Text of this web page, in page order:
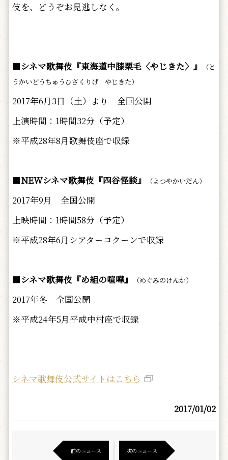
伎を、どうぞお見逃しなく。
■シネマ歌舞伎『東海道中膝栗毛〈やじきた〉』
（と
うかいどうちゅうひざくりげ やじきた）
2017年6月3日（土）より 全国公開
上演時間：1時間32分（予定）
※平成28年8月歌舞伎座で収録
■NEWシネマ歌舞伎『四谷怪談』 （よつやかいだん）
2017年9月 全国公開
上映時間：1時間58分（予定）
※平成28年6月シアターコクーンで収録
■シネマ歌舞伎『め組の喧嘩』 （めぐみのけんか）
2017年冬 全国公開
※平成24年5月平成中村座で収録
シネマ歌舞伎公式サイトはこちら
2017/01/02
前のニュース 次のニュース